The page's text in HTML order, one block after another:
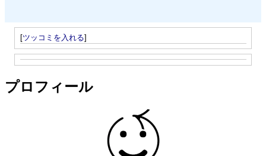
[ツッコミを入れる]
プロフィール